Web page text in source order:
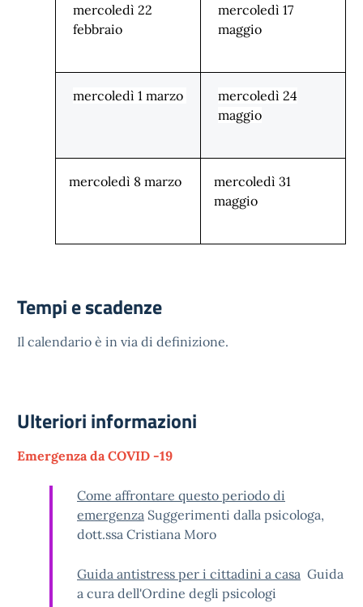
mercoledì 22
febbraio
mercoledì 17
maggio
mercoledì 1 marzo
mercoledì 24
maggio
mercoledì 8 marzo
mercoledì 31
maggio
Tempi e scadenze
Il calendario è in via di definizione.
Ulteriori informazioni
Emergenza da COVID -19
Come affrontare questo periodo di
emergenza Suggerimenti dalla psicologa,
dott.ssa Cristiana Moro
Guida antistress per i cittadini a casa Guida
a cura dell'Ordine degli psicologi